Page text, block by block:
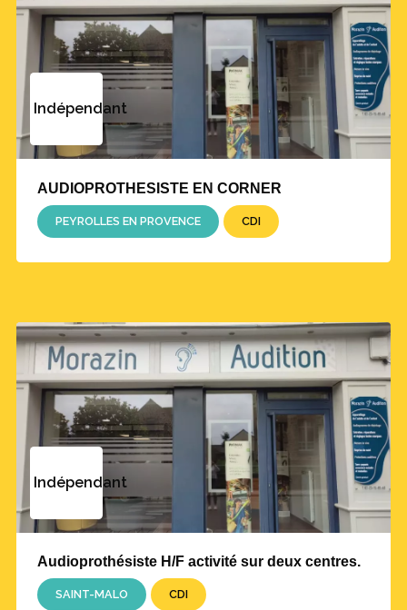
Indépendant
AUDIOPROTHESISTE EN CORNER
PEYROLLES EN PROVENCE CDI
Indépendant
Audioprothésiste H/F activité sur deux centres.
SAINT-MALO CDI